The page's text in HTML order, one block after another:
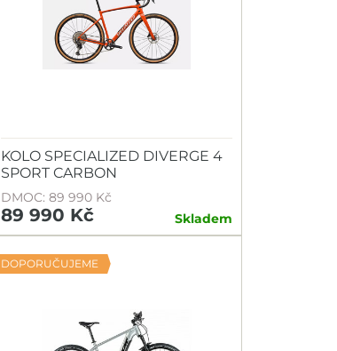
KOLO SPECIALIZED DIVERGE 4
SPORT CARBON
DMOC: 89 990 Kč
89 990 Kč Skladem
DOPORUČUJEME